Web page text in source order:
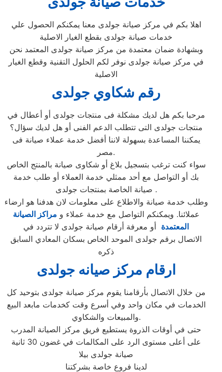
اهلا بكم في مركز صيانة جولدى معنا يمكنكم الحصول علي
خدمات صيانة جولدى بقطع الغيار الاصلية
وبشهادة ضمان معتمدة من مركز صيانة جولدى المعتمد نحن
في مركز صيانة جولدى نوفر لكم الحلول التقنية وقطع الغيار
الاصلية
رقم شكاوي جولدى
مرحبا بكم هل لديك مشكلة فى منتجات جولدى أو أعطال في
منتجات جولدى التى تتطلب الدعم الفنى أو هل لديك سؤال؟
يمكننا المساعدة بسهولة لاننا أفضل خدمة عملاء صيانة فى
مصر.
سواء كنت ترغب بتسجيل بلاغ أو شكاوى صيانة بالمنتج الخاص
بك أو التواصل مع أحد ممثلي خدمة العملاء أو طلب خدمة
صيانة الخاصة بمنتجات جولدى .
وطلب خدمة صيانة والاطلاع على معلومات لان هدفنا هو ارضاء
عملائنا. ويمكنكم التواصل مع خدمة عملاء و مراكز الصيانة
المعتمدة أو معرفة أرقام صيانة جولدى لا تتردد في
الاتصال برقم جولدى الموحد الخاص بسكان المعادي السابق
ذكره
ارقام مركز صيانه جولدى
من خلال الاتصال بأرقامنا يقوم مركز صيانة جولدى بتوحيد كل
الخدمات في مكان واحد وفي أسرع وقت كخدمات مابعد البيع
والمبيعات والشكاوي.
حتى في أوقات الذروة يستطيع فريق مركز الصيانة المدرب
على أعلى مستوى الرد على المكالمات في غضون 30 ثانية
صيانة جولدى بيلا
لدينا فروع خاصة بشركتنا